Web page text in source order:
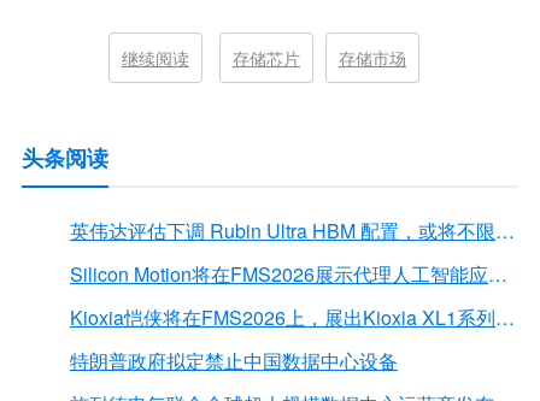
继续阅读 存储芯片 存储市场
头条阅读
英伟达评估下调 Rubin Ultra HBM 配置，或将不限于12Hi HBM4E
Silicon Motion将在FMS2026展示代理人工智能应用的下一代存储解决方案
Kioxia恺侠将在FMS2026上，展出Kioxia XL1系列内存扩展模块
特朗普政府拟定禁止中国数据中心设备